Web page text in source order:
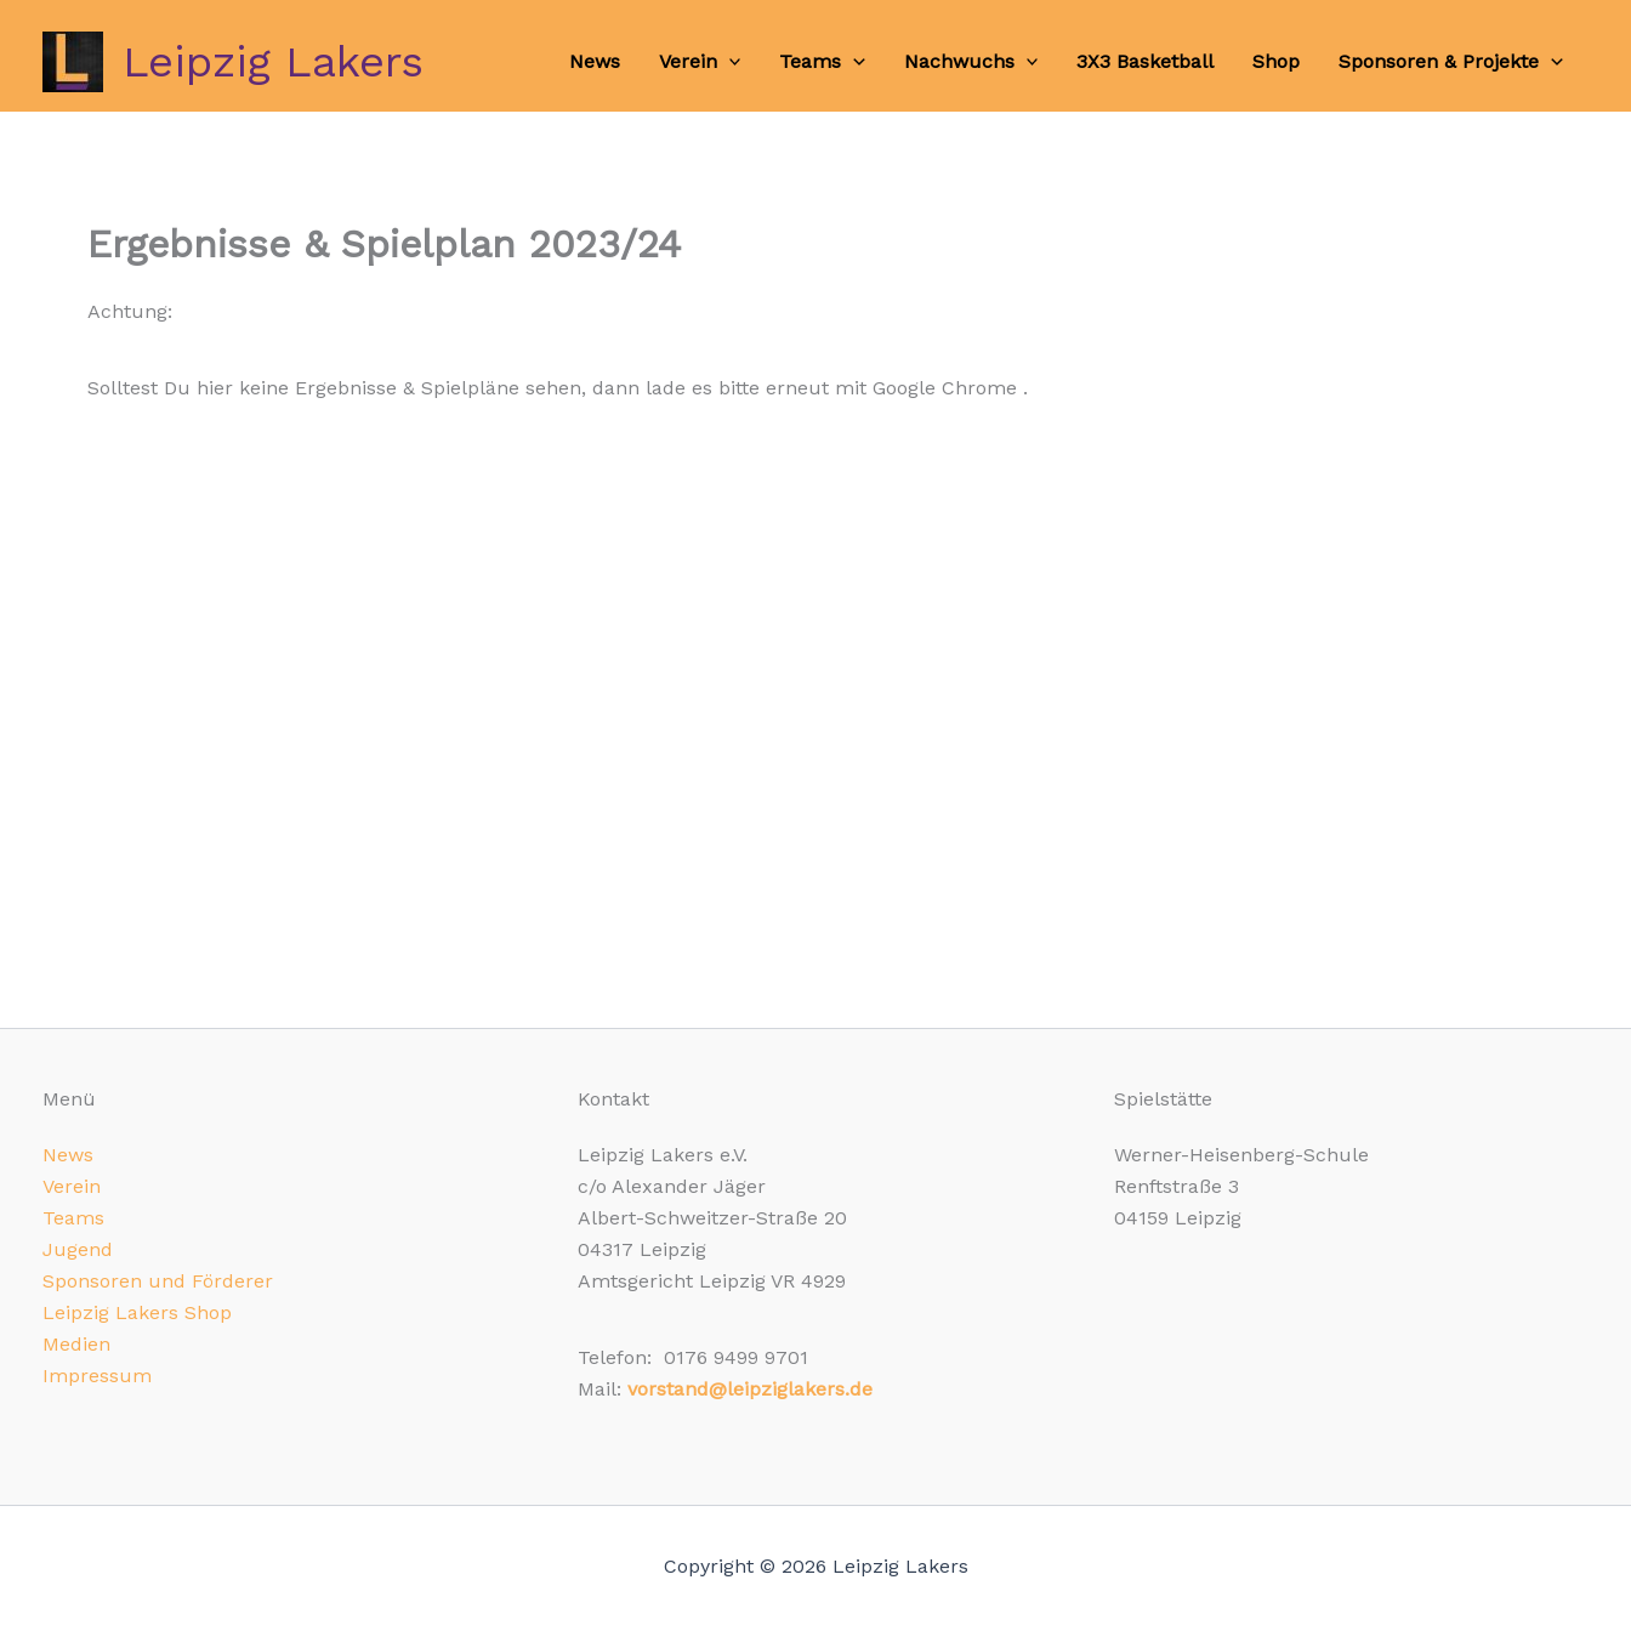
Inhalt
springen
Leipzig Lakers News Verein Teams Nachwuchs 3X3 Basketball Shop Sponsoren & Projekte
Ergebnisse & Spielplan 2023/24
Achtung:
Solltest Du hier keine Ergebnisse & Spielpläne sehen, dann lade es bitte erneut mit Google Chrome .
Menü
News
Verein
Teams
Jugend
Sponsoren und Förderer
Leipzig Lakers Shop
Medien
Impressum
Kontakt
Leipzig Lakers e.V.
c/o Alexander Jäger
Albert-Schweitzer-Straße 20
04317 Leipzig
Amtsgericht Leipzig VR 4929
Telefon: 0176 9499 9701
Mail:vorstand@leipziglakers.de
Spielstätte
Werner-Heisenberg-Schule
Renftstraße 3
04159 Leipzig
Copyright © 2026 Leipzig Lakers